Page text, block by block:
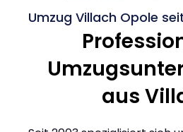
Umzug Villach Opole
aus